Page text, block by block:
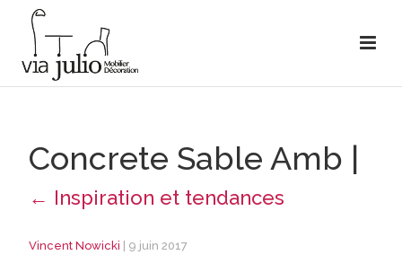
Concrete Sable Amb |
← Inspiration et tendances
Vincent Nowicki 9 juin 2017